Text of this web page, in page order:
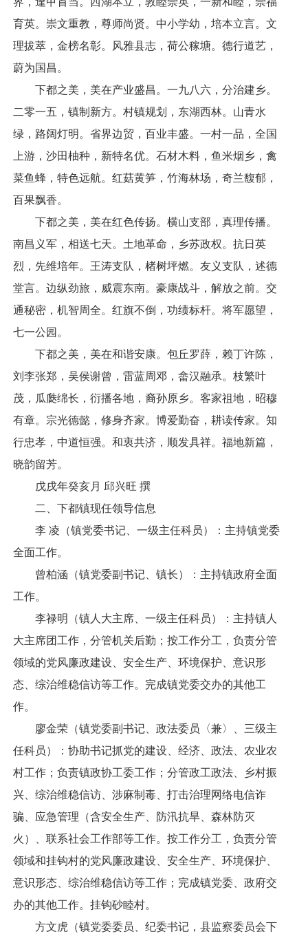
育英。崇文重教，尊师尚贤。中小学幼，培本立言。文
理拔萃，金榜名彰。风雅县志，荷公稼塘。德行道艺，
蔚为国昌。
下都之美，美在产业盛昌。一九八六，分治建乡。
二零一五，镇制新方。村镇规划，东湖西林。山青水
绿，路阔灯明。省界边贸，百业丰盛。一村一品，全国
上游，沙田柚种，新特名优。石材木料，鱼米烟乡，禽
菜鱼蜂，特色远航。红菇黄笋，竹海林场，奇兰馥郁，
百果飘香。
下都之美，美在红色传扬。横山支部，真理传播。
南昌义军，相送七天。土地革命，乡苏政权。抗日英
烈，先维培年。王涛支队，楮树坪燃。友义支队，述德
堂言。边纵劲旅，威震东南。豪康战斗，解放之前。交
通秘密，机智周全。红旗不倒，功绩标杆。将军愿望，
七一公园。
下都之美，美在和谐安康。包丘罗薛，赖丁许陈，
刘李张郑，吴侯谢曾，雷蓝周邓，畲汉融承。枝繁叶
茂，瓜瓞绵长，衍播各地，裔孙原乡。客家祖地，昭穆
有章。宗光德懿，修身齐家。博爱勤奋，耕读传家。知
行忠孝，中道恒强。和衷共济，顺发具祥。福地新篇，
晓韵留芳。
戊戌年癸亥月 邱兴旺 撰
二、下都镇现任领导信息
李 凌（镇党委书记、一级主任科员）：主持镇党委
全面工作。
曾柏涵（镇党委副书记、镇长）：主持镇政府全面
工作。
李禄明（镇人大主席、一级主任科员）：主持镇人
大主席团工作，分管机关后勤；按工作分工，负责分管
领域的党风廉政建设、安全生产、环境保护、意识形
态、综治维稳信访等工作。完成镇党委交办的其他工
作。
廖金荣（镇党委副书记、政法委员〈兼〉、三级主
任科员）：协助书记抓党的建设、经济、政法、农业农
村工作；负责镇政协工委工作；分管政工政法、乡村振
兴、综治维稳信访、涉麻制毒、打击治理网络电信诈
骗、应急管理（含安全生产、防汛抗旱、森林防灭
火）、联系社会工作部等工作。按工作分工，负责分管
领域和挂钩村的党风廉政建设、安全生产、环境保护、
意识形态、综治维稳信访等工作；完成镇党委、政府交
办的其他工作。挂钩砂睦村。
方文虎（镇党委委员、纪委书记，县监察委员会下